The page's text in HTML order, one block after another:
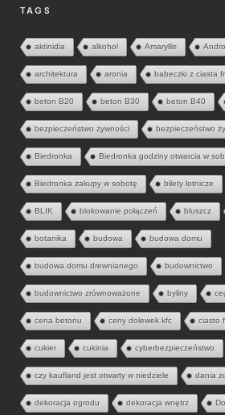
TAGS
aktinidia alkohol Amaryllis
architektura aronia babeczki z ciasta
beton B20 beton B30 beton B40
bezpieczeństwo żywności bezpieczeństwo
Biedronka Biedronka godziny otwarcia w
Biedronka zakupy w sobotę bilety lotnicze
BLIK blokowanie połączeń bluszcz
botanika budowa budowa domu
budowa domu drewnianego budownictwo
budownictwo zrównoważone byliny
cena betonu ceny dolewek kfc ciasto
cukier cukinia cyberbezpieczeństwo
czy kaufland jest otwarty w niedziele dania
dekoracja ogrodu dekoracja wnętrz